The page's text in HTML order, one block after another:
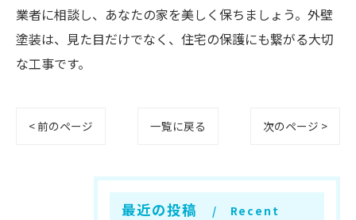
業者に相談し、あなたの家を美しく保ちましょう。外壁
塗装は、見た目だけでなく、住宅の保護にも繋がる大切
な工事です。
< 前のページ 一覧に戻る 次のページ >
最近の投稿
Recent